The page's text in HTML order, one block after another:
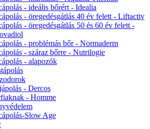
- ideális bőrért - Idealia
- öregedésgátlás 40 év felett - Liftactiv
- öregedésgátlás 50 és 60 év felett -
- problémás bőr - Normaderm
- száraz bőrre - Nutrilogie
- alapozók
- Dercos
- Homme
Slow Age